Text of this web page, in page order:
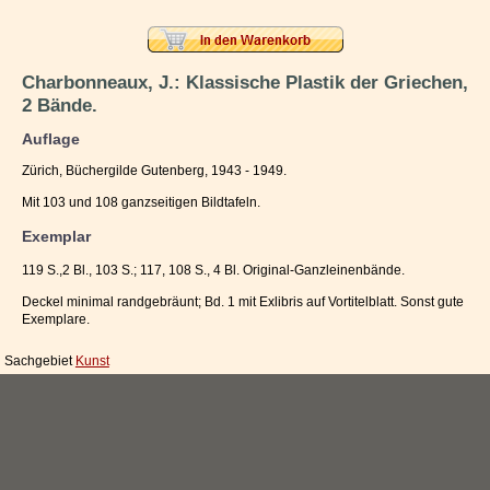
Ihr Warenkorb
Charbonneaux, J.: Klassische Plastik der Griechen,
2 Bände.
Auflage
Zürich, Büchergilde Gutenberg, 1943 - 1949.
Mit 103 und 108 ganzseitigen Bildtafeln.
Exemplar
119 S.,2 Bl., 103 S.; 117, 108 S., 4 Bl. Original-Ganzleinenbände.
Deckel minimal randgebräunt; Bd. 1 mit Exlibris auf Vortitelblatt. Sonst gute
Exemplare.
Sachgebiet Kunst